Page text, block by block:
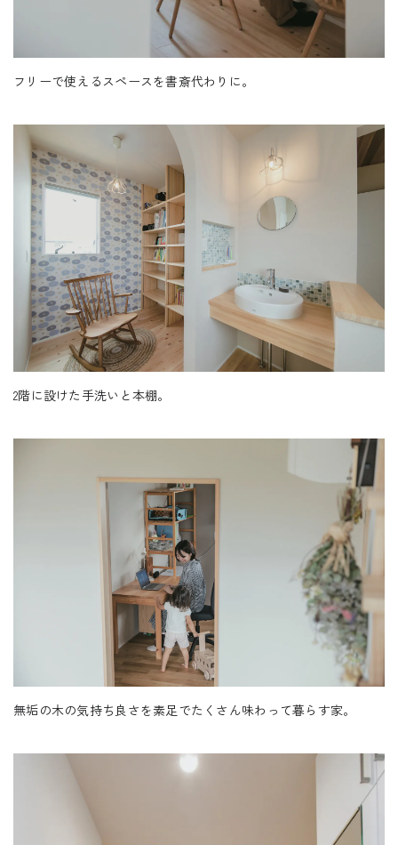
フリーで使えるスペースを書斎代わりに。
2階に設けた手洗いと本棚。
無垢の木の気持ち良さを素足でたくさん味わって暮らす家。